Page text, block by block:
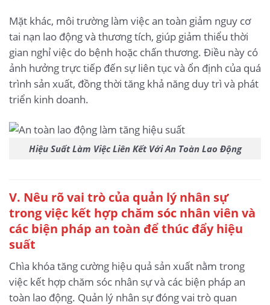
Mặt khác, môi trường làm việc an toàn giảm nguy cơ
tai nạn lao động và thương tích, giúp giảm thiểu thời
gian nghỉ việc do bệnh hoặc chấn thương. Điều này có
ảnh hưởng trực tiếp đến sự liên tục và ổn định của quá
trình sản xuất, đồng thời tăng khả năng duy trì và phát
triển kinh doanh.
Hiệu Suất Làm Việc Liên Kết Với An Toàn Lao Động
V. Nêu rõ vai trò của quản lý nhân sự
trong việc kết hợp chăm sóc nhân viên và
các biện pháp an toàn để thúc đẩy hiệu
suất
Chìa khóa tăng cường hiệu quả sản xuất nằm trong
việc kết hợp chăm sóc nhân sự và các biện pháp an
toàn lao động. Quản lý nhân sự đóng vai trò quan